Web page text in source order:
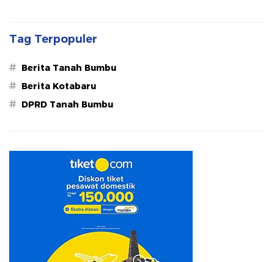
Tag Terpopuler
# Berita Tanah Bumbu
# Berita Kotabaru
# DPRD Tanah Bumbu